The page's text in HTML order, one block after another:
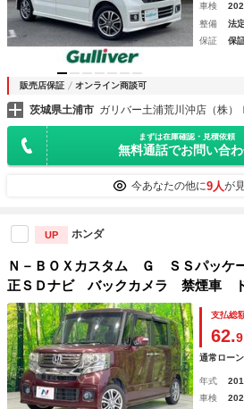
車検
整備
法
保証
保
販売店保証 オンライン商談可
茨城県土浦市 ガリバー土浦荒川沖店（株）
まずは在庫確認・見積依頼
無料通話でお問い合
今あなたの他に9人が
UP ホンダ
Ｎ－ＢＯＸカスタム Ｇ ＳＳパッ
正ＳＤナビ バックカメラ 禁煙車
ー ＬＥＤヘッド ＥＴＣ 純正１４
イト オートエアコン Ｂｌｕｅｔ
生
支払総
62.9
通常ローン
年式
車検